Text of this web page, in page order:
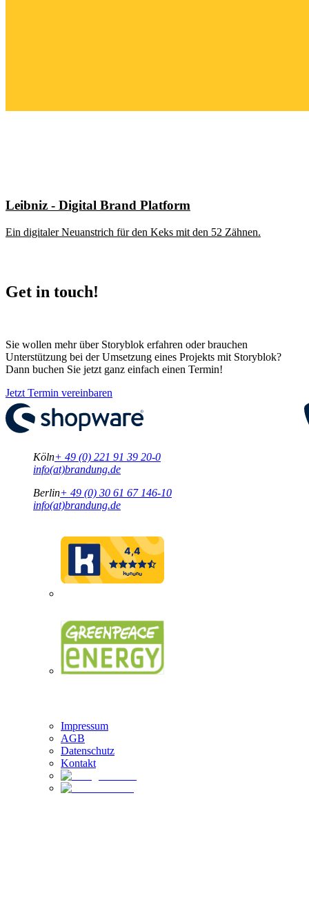
Leibniz - Digital Brand Platform
Ein digitaler Neuanstrich für den Keks mit den 52 Zähnen.
Get in touch!
Sie wollen mehr über Storyblok erfahren oder brauchen
Unterstützung bei der Umsetzung eines Projekts mit Storyblok?
Dann buchen Sie jetzt ganz einfach einen Termin!
Jetzt Termin vereinbaren
Köln+ 49 (0) 221 91 39 20-0
info(at)brandung.de
Berlin+ 49 (0) 30 61 67 146-10
info(at)brandung.de
Impressum
AGB
Datenschutz
Kontakt